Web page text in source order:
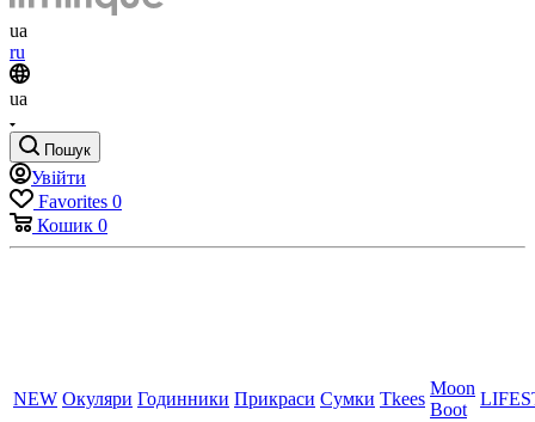
ua
ru
ua
Пошук
Увійти
Favorites 0
Кошик 0
NEW Окуляри Годинники Прикраси Сумки Tkees
Moon
Boot